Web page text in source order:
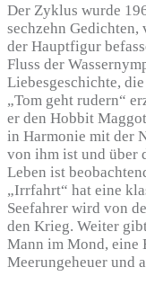
Der Zyklus wurde
sechzehn
der Hauptfigur
Fluss der
Liebesgeschichte,
„Tom geht rudern“
er den Hobbit
in Harmonie mit der
von ihm ist und über
Leben ist
„Irrfahrt“ hat eine
Seefahrer wird von
den Krieg. Weiter
Mann im Mond, eine
Meerungeheuer und